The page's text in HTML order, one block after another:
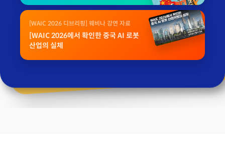
[WAIC 2026 디브리핑] 웨비나 강연 자료
[WAIC 2026에서 확인한 중국 AI 로봇
산업의 실체